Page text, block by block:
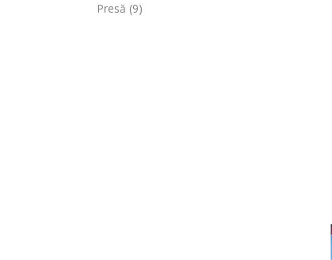
Presă (9)